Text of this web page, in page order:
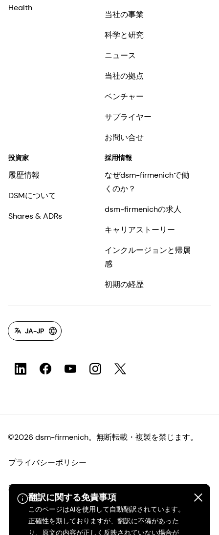
翻訳に関する免責事項
このページはAIを使用して自動翻訳されています。
正確性を期しておりますが、翻訳に不備があった
り、原文の内容が正しく反映されていない場合が
Health
当社の事業
科学と研究
ニュース
当社の拠点
ベンチャー
サプライヤー
お問い合せ
投資家
履歴情報
DSMについて
Shares & ADRs
採用情報
なぜdsm-firmenichで働
くのか？
dsm-firmenichの求人
キャリアストーリー
インクルージョンと帰属
感
初期の経歴
JA-JP
©2026 dsm-firmenich。無断転載・複製を禁じます。
プライバシーポリシー
利用規約
ご利用条件